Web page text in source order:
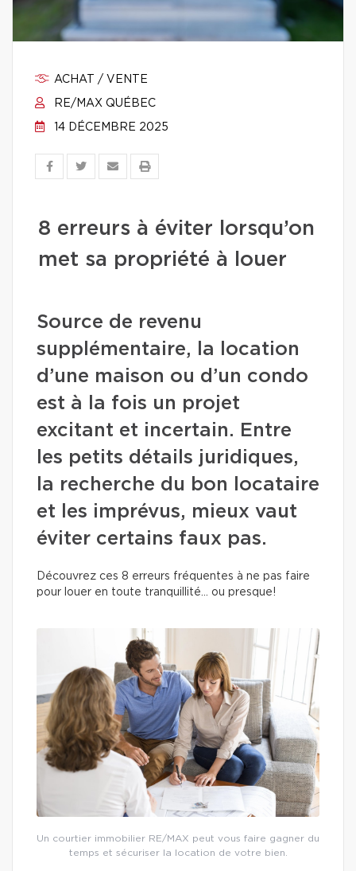
ACHAT / VENTE
RE/MAX QUÉBEC
14 DÉCEMBRE 2025
8 erreurs à éviter lorsqu’on
met sa propriété à louer
Source de revenu
supplémentaire, la location
d’une maison ou d’un condo
est à la fois un projet
excitant et incertain. Entre
les petits détails juridiques,
la recherche du bon locataire
et les imprévus, mieux vaut
éviter certains faux pas.
Découvrez ces 8 erreurs fréquentes à ne pas faire
pour louer en toute tranquillité… ou presque!
Un courtier immobilier RE/MAX peut vous faire gagner du
temps et sécuriser la location de votre bien.